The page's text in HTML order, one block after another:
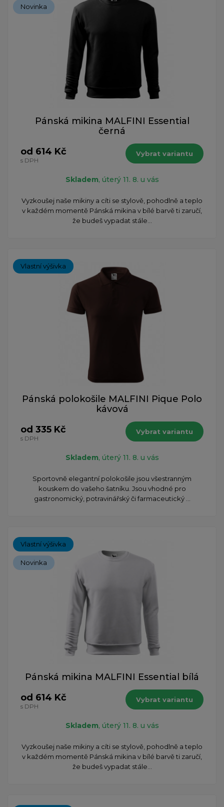
Novinka
Pánská mikina MALFINI Essential
černá
od 614 Kč
s DPH
Vybrat variantu
Skladem, úterý 11. 8. u vás
Vyzkoušej naše mikiny a cíti se stylově, pohodlně a teplo
v každém momentě Pánská mikina v bílé barvě ti zaručí,
že budeš vypadat stále...
Vlastní výšivka
Pánská polokošile MALFINI Pique Polo
kávová
od 335 Kč
s DPH
Vybrat variantu
Skladem, úterý 11. 8. u vás
Sportovně elegantní polokošile jsou všestranným
kouskem do vašeho šatníku. Jsou vhodné pro
gastronomický, potravinářský či farmaceutický ...
Vlastní výšivka
Novinka
Pánská mikina MALFINI Essential bílá
od 614 Kč
s DPH
Vybrat variantu
Skladem, úterý 11. 8. u vás
Vyzkoušej naše mikiny a cíti se stylově, pohodlně a teplo
v každém momentě Pánská mikina v bílé barvě ti zaručí,
že budeš vypadat stále...